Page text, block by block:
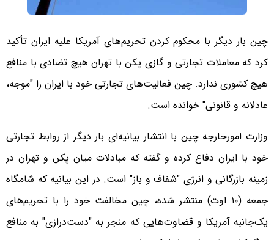
چین بار دیگر با محکوم کردن تحریم‌های آمریکا علیه ایران تأکید
کرد که معاملات تجارتی و گازی پکن با تهران هیچ تضادی با منافع
هیچ کشوری ندارد. چین فعالیت‌های تجارتی خود با ایران را "موجه،
عادلانه و قانونی" خوانده است.
وزارت امورخارجه چین با انتشار بیانیه‌ای بار دیگر از روابط تجارتی
خود با ایران دفاع کرده و گفته که مبادلات میان پکن و تهران در
زمینه بازرگانی و انرژی "شفاف و باز" است. در این بیانیه که شامگاه
جمعه (۱۰ اوت) منتشر شده، چین مخالفت خود را با تحریم‌های
یک‌جانبه آمریکا و قضاوت‌هایی که منجر به "دست‌درازی" به منافع